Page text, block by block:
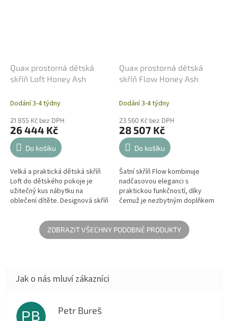
Quax prostorná dětská
skříň Loft Honey Ash
Dodání 3-4 týdny
21 855 Kč bez DPH
26 444 Kč
Do košíku
Velká a praktická dětská skříň
Loft do dětského pokoje je
užitečný kus nábytku na
oblečení dítěte. Designová skříň
prostoru a vnitřními mobilními...
Quax prostorná dětská
skříň Flow Honey Ash
Dodání 3-4 týdny
23 560 Kč bez DPH
28 507 Kč
Do košíku
Šatní skříň Flow kombinuje
nadčasovou eleganci s
praktickou funkčností, díky
čemuž je nezbytným doplňkem
Prostorná designová šatní skříň
je navržena...
ZOBRAZIT VŠECHNY PODOBNÉ PRODUKTY
PB Petr Bureš